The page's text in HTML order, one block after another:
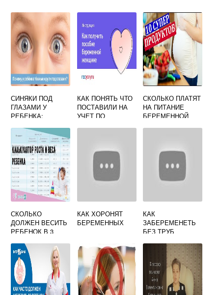
СИНЯКИ ПОД
ГЛАЗАМИ У
РЕБЕНКА:
МНЕНИЕ
КОМАРОВСКОГО
КАК ПОНЯТЬ ЧТО
ПОСТАВИЛИ НА
УЧЕТ ПО
СКОЛЬКО ПЛАТЯТ
НА ПИТАНИЕ
БЕРЕМЕННОЙ
СКОЛЬКО
ДОЛЖЕН ВЕСИТЬ
РЕБЕНОК В 3
ГРУДНОМ
ВСКАРМЛИВАНИИ
МАЛЬЧИК И РОСТ
КАЛЬКУЛЯТОР
ТАБЛИЦА
КАК ХОРОНЯТ
БЕРЕМЕННЫХ
КАК
ЗАБЕРЕМЕНЕТЬ
БЕЗ ТРУБ